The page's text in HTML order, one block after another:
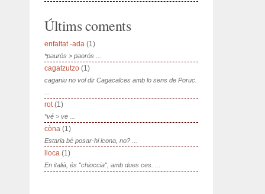
Últims coments
enfaltat -ada (1)
*paurós > paorós ...
cagatzutzo (1)
caganiu no vol dir Cagacalces amb lo sens de Poruc.
rot(1)
*vé > ve ...
còna (1)
Estaria bé posar-hi icona, no? ...
lloca (1)
En italià, és "chioccia", amb dues ces. ...